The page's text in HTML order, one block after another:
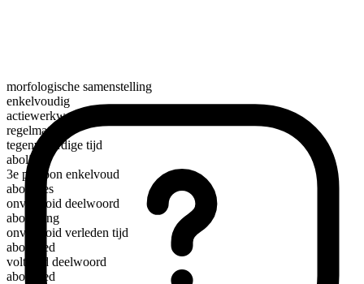
morfologische samenstelling
enkelvoudig
actiewerkwoord
regelmatig
tegenwoordige tijd
abolish
3e persoon enkelvoud
abolishes
onvoltooid deelwoord
abolishing
onvoltooid verleden tijd
abolished
voltooid deelwoord
abolished